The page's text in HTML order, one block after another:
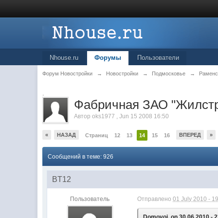
Nhouse.ru Форумы Пользователи
Форум Новостройки → Новостройки → Подмосковье →
.
Фабричная ЗАО
Авторoks1977 ,Jun 15 2008 16:50
« НАЗАД Страниц 12 13 14 15 16 ВПЕРЕД »
Сообщений в теме: 926
BT12
Пользователь Отправлено01 July 2010 -